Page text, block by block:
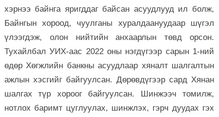
хэрнээ байнга яригддаг байсан асуудлууд ил болж,
Байнгын хороод, чуулганы хуралдаануудаар шүгэл
үлээгдэж, олон нийтийн анхаарлын төвд орсон.
Тухайлбал УИХ-аас 2022 оны нэгдүгээр сарын 1-ний
өдөр Хөгжлийн банкны асуудлаар хяналт шалгалтын
ажлын хэсгийг байгуулсан. Дөрөвдүгээр сард Хянан
шалгах түр хороог байгуулсан. Шинжээч томилж,
нотлох баримт цуглуулах, шинжлэх, гэрч дуудах гэх